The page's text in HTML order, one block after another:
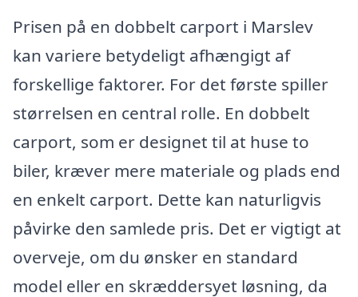
Prisen på en dobbelt carport i Marslev
kan variere betydeligt afhængigt af
forskellige faktorer. For det første spiller
størrelsen en central rolle. En dobbelt
carport, som er designet til at huse to
biler, kræver mere materiale og plads end
en enkelt carport. Dette kan naturligvis
påvirke den samlede pris. Det er vigtigt at
overveje, om du ønsker en standard
model eller en skræddersyet løsning, da